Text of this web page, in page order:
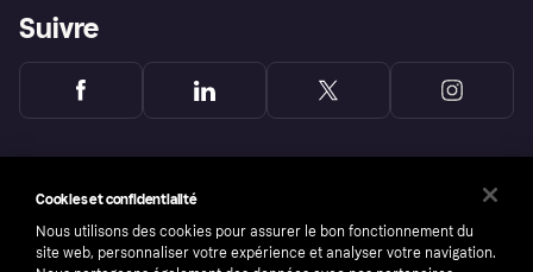
Suivre
Cookies et confidentialité
Nous utilisons des cookies pour assurer le bon fonctionnement du
site web, personnaliser votre expérience et analyser votre navigation.